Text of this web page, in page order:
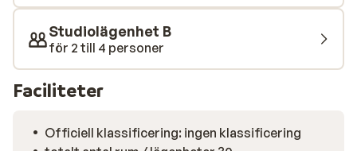
Studiolägenhet B
för 2 till 4 personer
Faciliteter
Officiell klassificering: ingen klassificering